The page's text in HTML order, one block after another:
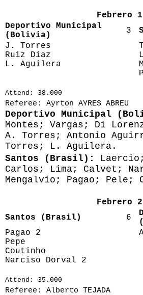
Febrero
Deportivo Municipal
(Bolivia)
3
J. Torres
Ruiz Diaz
L. Aguilera
Attend: 38.000
Referee: Ayrton AYRES ABREU
Deportivo Municipal
Montes; Vargas; Di
A. Torres; Antonio
Torres; L. Aguilera.
Santos (Brasil):
Carlos; Lima; Calvet;
Mengalvio; Pagao; Pele;
Febrero
Santos (Brasil)
6
Pagao 2
Pepe
Coutinho
Narciso Dorval 2
Attend: 35.000
Referee: Alberto TEJADA